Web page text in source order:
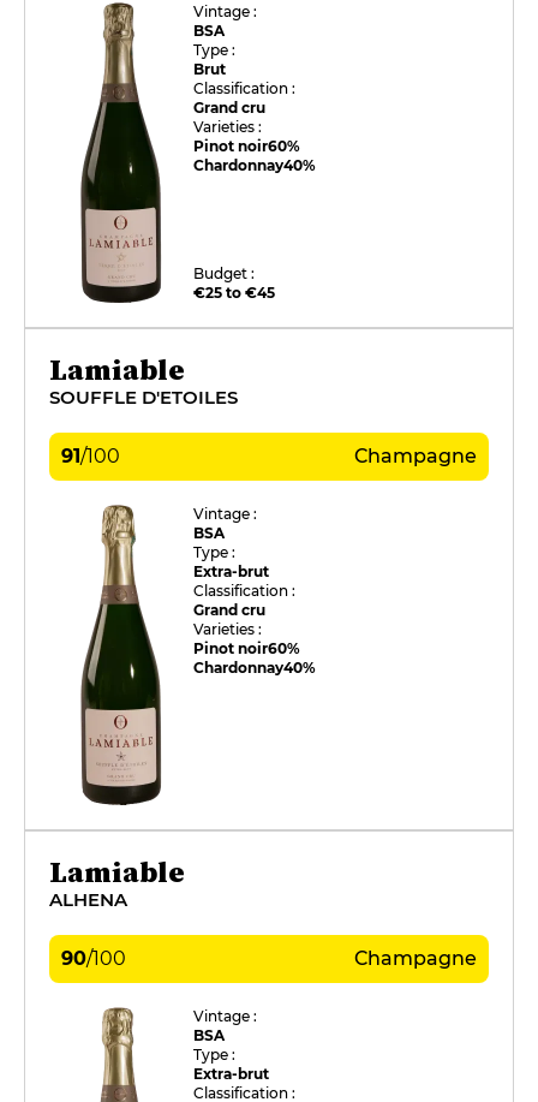
Vintage :
BSA
Type :
Brut
Classification :
Grand cru
Varieties :
Pinot noir60%
Chardonnay40%
Budget :
€25 to €45
Lamiable
SOUFFLE D'ETOILES
91/100 Champagne
Vintage :
BSA
Type :
Extra-brut
Classification :
Grand cru
Varieties :
Pinot noir60%
Chardonnay40%
Lamiable
ALHENA
90/100 Champagne
Vintage :
BSA
Type :
Extra-brut
Classification :